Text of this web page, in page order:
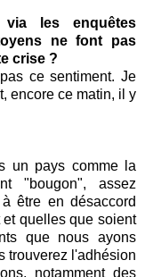
via les enquêtes
ne font pas
crise ?
ce sentiment. Je
encore ce matin, il y
un pays comme la
"bougon", assez
être en désaccord
quelles que soient
que nous ayons
trouverez l'adhésion
notamment des